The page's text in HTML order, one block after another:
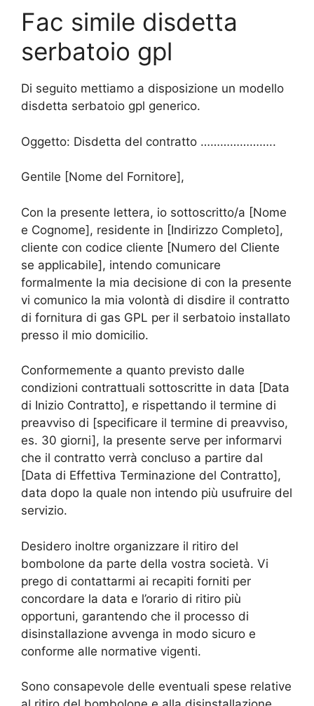
Fac simile disdetta
serbatoio gpl
Di seguito mettiamo a disposizione un modello
disdetta serbatoio gpl generico.
Oggetto: Disdetta del contratto …………………..
Gentile [Nome del Fornitore],
Con la presente lettera, io sottoscritto/a [Nome
e Cognome], residente in [Indirizzo Completo],
cliente con codice cliente [Numero del Cliente
se applicabile], intendo comunicare
formalmente la mia decisione di con la presente
vi comunico la mia volontà di disdire il contratto
di fornitura di gas GPL per il serbatoio installato
presso il mio domicilio.
Conformemente a quanto previsto dalle
condizioni contrattuali sottoscritte in data [Data
di Inizio Contratto], e rispettando il termine di
preavviso di [specificare il termine di preavviso,
es. 30 giorni], la presente serve per informarvi
che il contratto verrà concluso a partire dal
[Data di Effettiva Terminazione del Contratto],
data dopo la quale non intendo più usufruire del
servizio.
Desidero inoltre organizzare il ritiro del
bombolone da parte della vostra società. Vi
prego di contattarmi ai recapiti forniti per
concordare la data e l’orario di ritiro più
opportuni, garantendo che il processo di
disinstallazione avvenga in modo sicuro e
conforme alle normative vigenti.
Sono consapevole delle eventuali spese relative